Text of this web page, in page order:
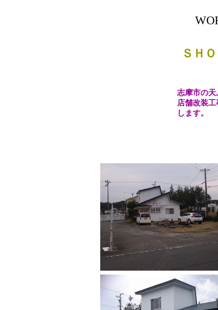
ＳＨＯＰ／天
志摩市の天ぷら屋
店舗改装工事の着工
します。